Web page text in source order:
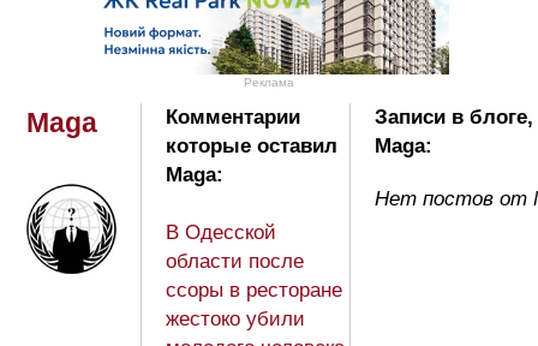
Реклама
Maga
Комментарии
которые оставил
Maga:
В Одесской
области после
ссоры в ресторане
жестоко убили
Записи в
Maga:
Нет постов от